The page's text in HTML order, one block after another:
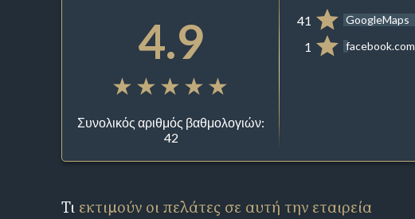
4.9
Συνολικός αριθμός βαθμολογιών:
42
41 GoogleMaps
1 facebook.com
Τι εκτιμούν οι πελάτες σε αυτή την εταιρεία